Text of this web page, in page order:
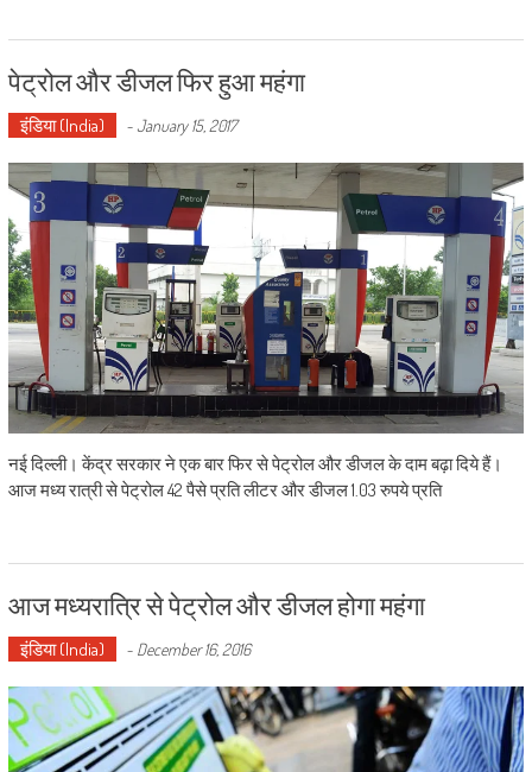
पेट्रोल और डीजल फिर हुआ महंगा
इंडिया (India) -January 15, 2017
नई दिल्ली। केंद्र सरकार ने एक बार फिर से पेट्रोल और डीजल के दाम बढ़ा दिये हैं।
आज मध्य रात्री से पेट्रोल 42 पैसे प्रति लीटर और डीजल 1.03 रुपये प्रति
आज मध्यरात्रि से पेट्रोल और डीजल होगा महंगा
इंडिया (India) - December 16, 2016